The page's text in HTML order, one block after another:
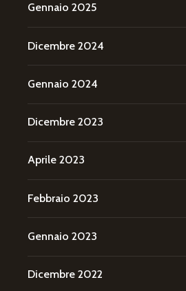
Gennaio 2025
Dicembre 2024
Gennaio 2024
Dicembre 2023
Aprile 2023
Febbraio 2023
Gennaio 2023
Dicembre 2022